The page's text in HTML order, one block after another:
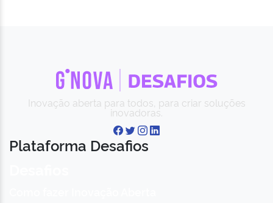
Inovação aberta para todos, para criar soluções
inovadoras.
Plataforma Desafios